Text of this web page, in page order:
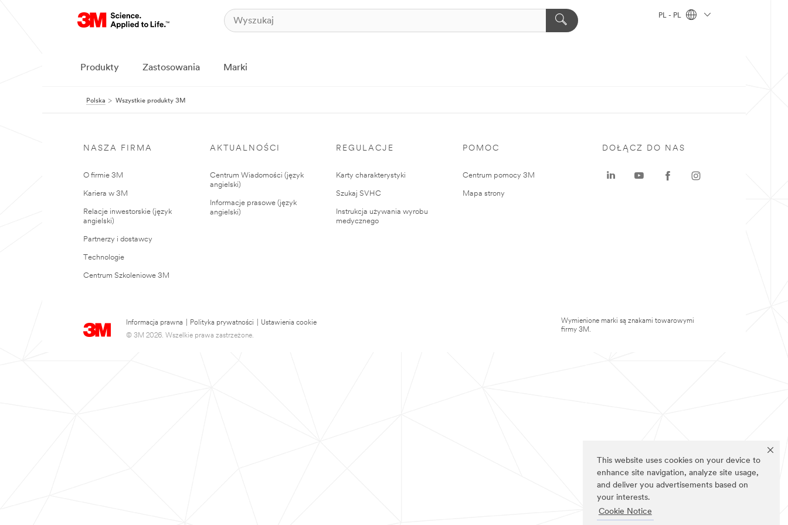
This website uses cookies on your device to
enhance site navigation, analyze site usage,
and deliver you advertisements based on
your interests.
Cookie Notice
PL - PL
Produkty Zastosowania Marki
Polska Wszystkie produkty 3M
NASZA FIRMA
O firmie 3M
Kariera w 3M
Relacje inwestorskie (język
angielski)
Partnerzy i dostawcy
Technologie
Centrum Szkoleniowe 3M
AKTUALNOŚCI
Centrum Wiadomości (język
angielski)
Informacje prasowe (język
angielski)
REGULACJE
Karty charakterystyki
Szukaj SVHC
Instrukcja używania wyrobu
medycznego
POMOC
Centrum pomocy 3M
Mapa strony
Informacja prawna Polityka prywatności
Ustawienia cookie
© 3M 2026. Wszelkie prawa zastrzeżone.
DOŁĄCZ DO NAS
Wymienione marki są znakami towarowymi
firmy 3M.